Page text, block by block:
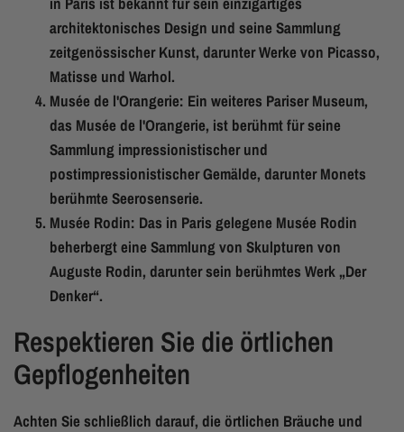
architektonisches Design und seine Sammlung
zeitgenössischer Kunst, darunter Werke von Picasso,
Matisse und Warhol.
Musée de l'Orangerie: Ein weiteres Pariser Museum,
das Musée de l'Orangerie, ist berühmt für seine
Sammlung impressionistischer und
postimpressionistischer Gemälde, darunter Monets
berühmte Seerosenserie.
Musée Rodin: Das in Paris gelegene Musée Rodin
beherbergt eine Sammlung von Skulpturen von
Auguste Rodin, darunter sein berühmtes Werk „Der
Denker“.
Respektieren Sie die örtlichen
Gepflogenheiten
Achten Sie schließlich darauf, die örtlichen Bräuche und